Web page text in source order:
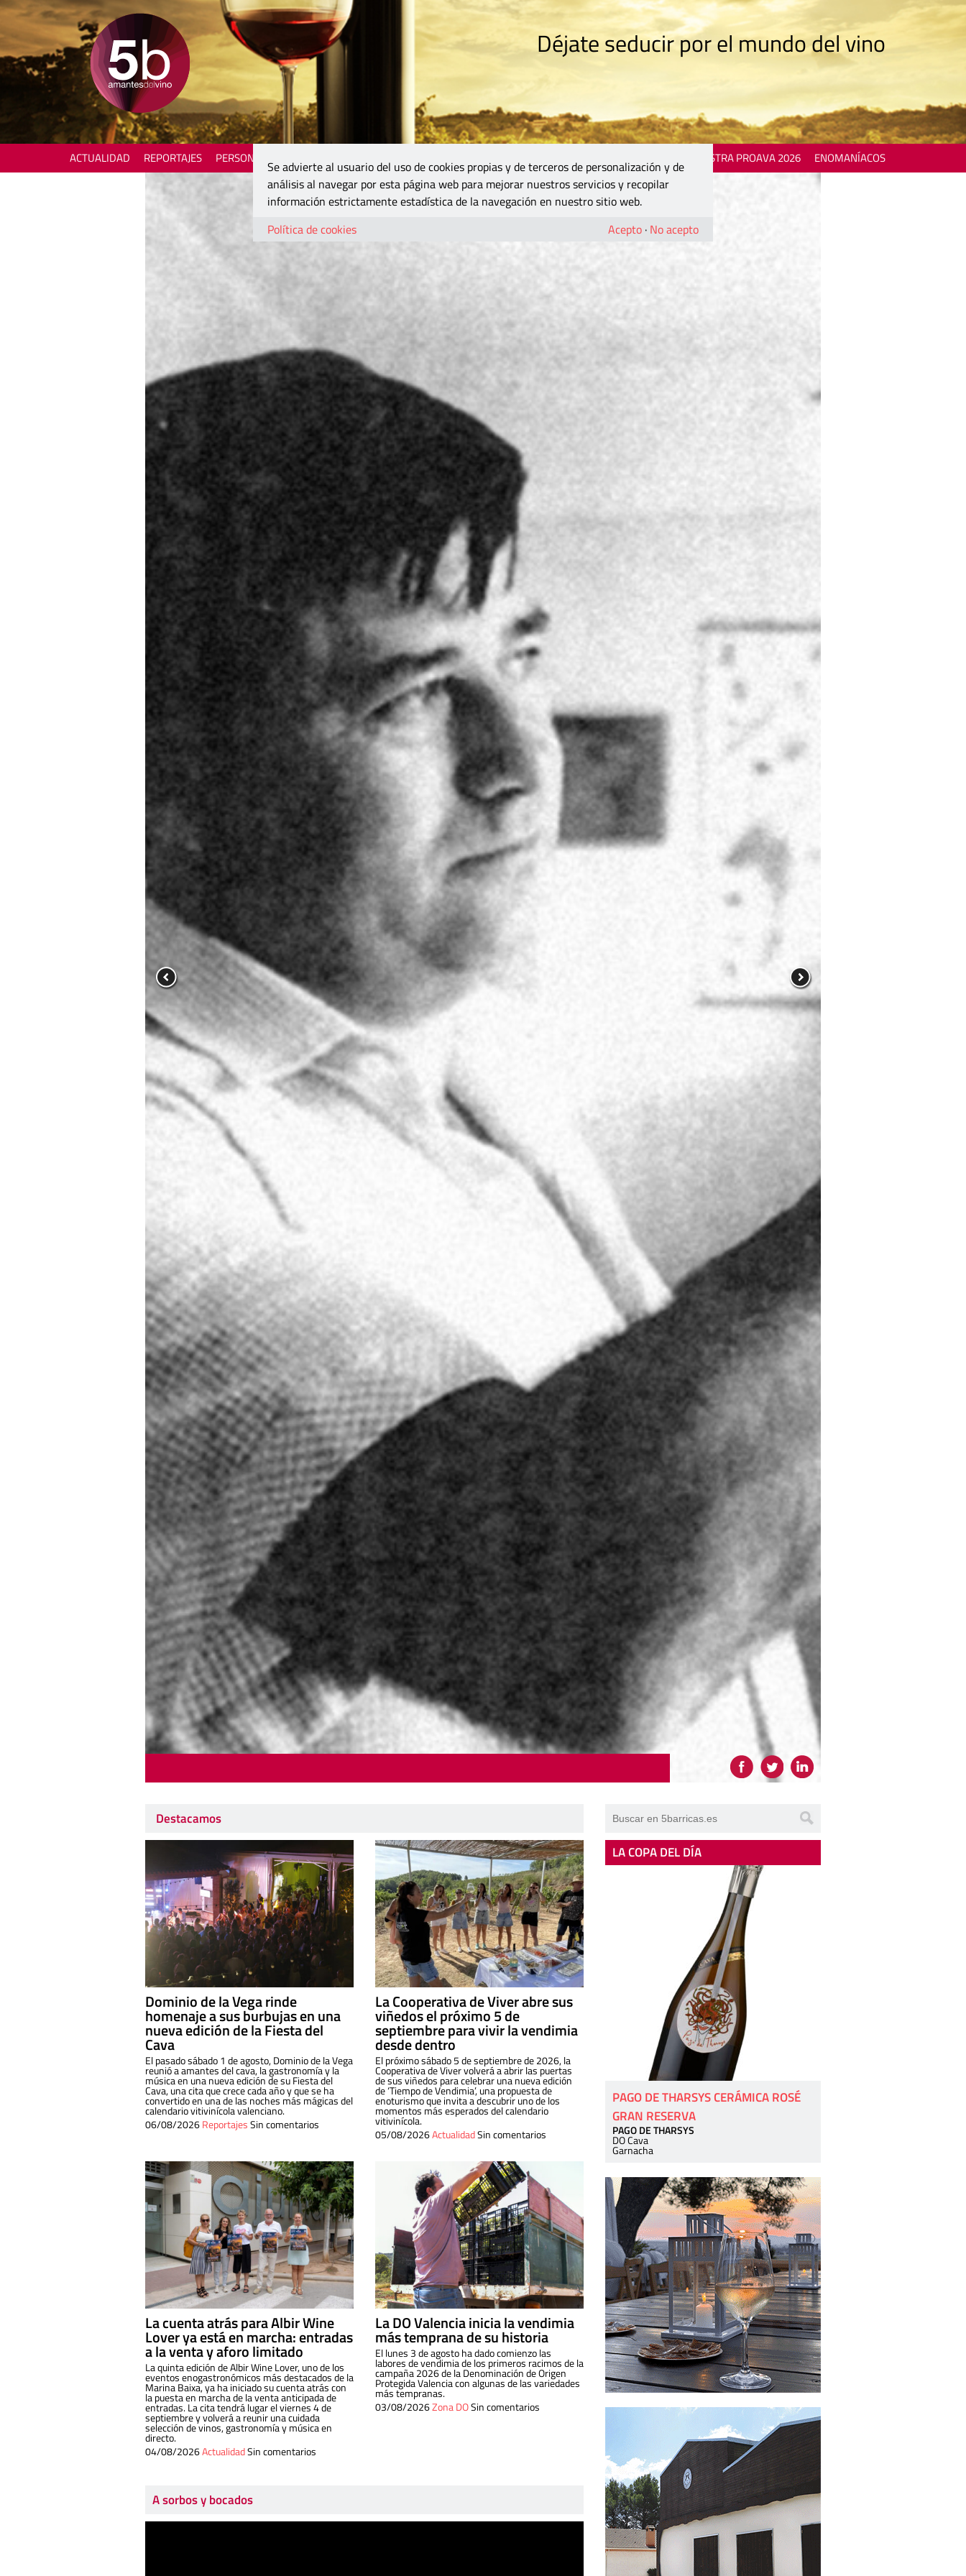
Déjate seducir por el mundo del vino
ACTUALIDAD REPORTAJES PERSONAJES MOSTRA PROAVA 2026 ENOMANÍACOS
Destacamos
Dominio de la Vega rinde
homenaje a sus burbujas en una
nueva edición de la Fiesta del
Cava
El pasado sábado 1 de agosto, Dominio de la Vega
reunió a amantes del cava, la gastronomía y la
música en una nueva edición de su Fiesta del
Cava, una cita que crece cada año y que se ha
convertido en una de las noches más mágicas del
calendario vitivinícola valenciano.
06/08/2026ReportajesSin comentarios
La Cooperativa de Viver abre sus
viñedos el próximo 5 de
septiembre para vivir la vendimia
desde dentro
El próximo sábado 5 de septiembre de 2026, la
Cooperativa de Viver volverá a abrir las puertas
de sus viñedos para celebrar una nueva edición
de ‘Tiempo de Vendimia’, una propuesta de
enoturismo que invita a descubrir uno de los
momentos más esperados del calendario
vitivinícola.
05/08/2026ActualidadSin comentarios
La cuenta atrás para Albir Wine
Lover ya está en marcha: entradas
a la venta y aforo limitado
La quinta edición de Albir Wine Lover, uno de los
eventos enogastronómicos más destacados de la
Marina Baixa, ya ha iniciado su cuenta atrás con
la puesta en marcha de la venta anticipada de
entradas. La cita tendrá lugar el viernes 4 de
septiembre y volverá a reunir una cuidada
selección de vinos, gastronomía y música en
directo.
04/08/2026ActualidadSin comentarios
La DO Valencia inicia la vendimia
más temprana de su historia
El lunes 3 de agosto ha dado comienzo las
labores de vendimia de los primeros racimos de la
campaña 2026 de la Denominación de Origen
Protegida Valencia con algunas de las variedades
más tempranas.
03/08/2026Zona DOSin comentarios
A sorbos y bocados
LA COPA DEL DÍA
PAGO DE THARSYS CERÁMICA ROSÉ
GRAN RESERVA
PAGO DE THARSYS
DO Cava
Garnacha
Se advierte al usuario del uso de cookies propias y de terceros de personalización y de
análisis al navegar por esta página web para mejorar nuestros servicios y recopilar
información estrictamente estadística de la navegación en nuestro sitio web.
Política de cookies
Acepto · No acepto